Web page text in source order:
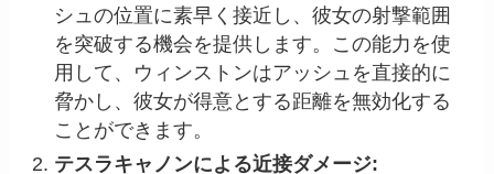
シュの位置に素早く接近し、彼女の射撃範囲
を突破する機会を提供します。この能力を使
用して、ウィンストンはアッシュを直接的に
脅かし、彼女が得意とする距離を無効化する
ことができます。
テスラキャノンによる近接ダメージ: